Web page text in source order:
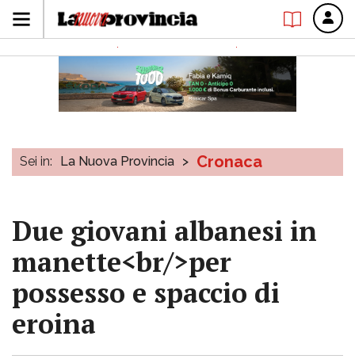
Sei in: La Nuova Provincia > Cronaca
Due giovani albanesi in
manette<br/>per
possesso e spaccio di
eroina